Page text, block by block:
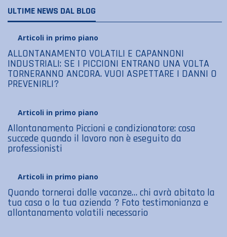
ULTIME NEWS DAL BLOG
Articoli in primo piano
ALLONTANAMENTO VOLATILI E CAPANNONI
INDUSTRIALI: SE I PICCIONI ENTRANO UNA VOLTA
TORNERANNO ANCORA. VUOI ASPETTARE I DANNI O
PREVENIRLI?
Articoli in primo piano
Allontanamento Piccioni e condizionatore: cosa
succede quando il lavoro non è eseguito da
professionisti
Articoli in primo piano
Quando tornerai dalle vacanze… chi avrà abitato la
tua casa o la tua azienda ? Foto testimonianza e
allontanamento volatili necessario